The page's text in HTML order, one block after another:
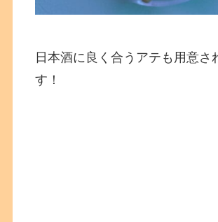
日本酒に良く合うアテも用意さ
す！